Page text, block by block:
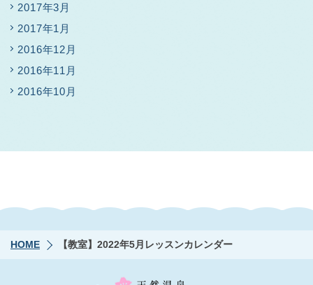
2017年3月
2017年1月
2016年12月
2016年11月
2016年10月
HOME 【教室】2022年5月レッスンカレンダー